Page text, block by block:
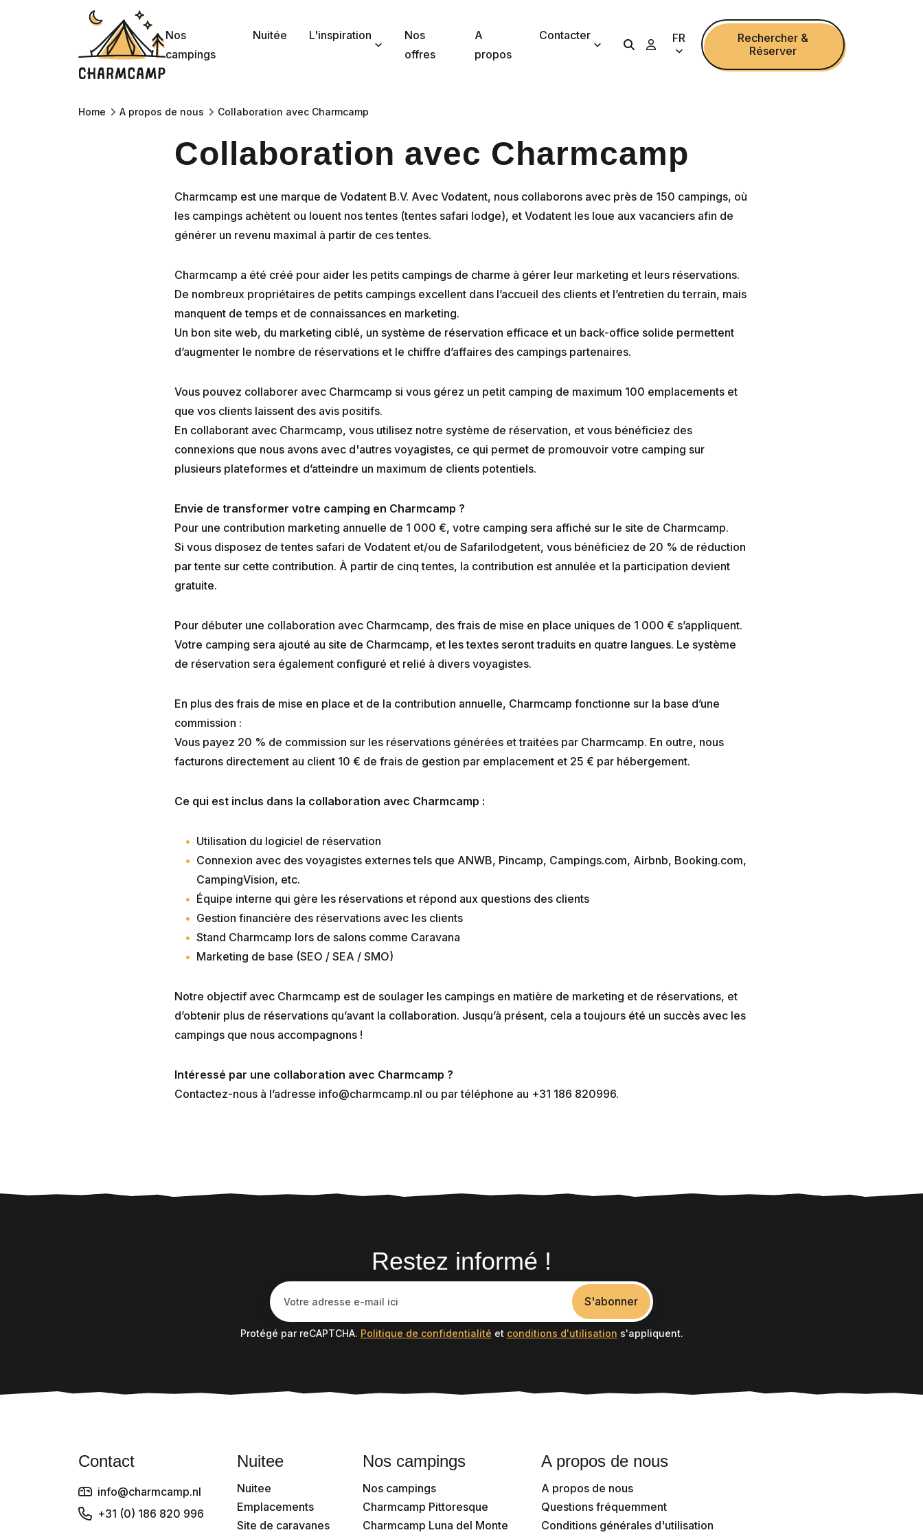
Nos
campings
Nuitée L'inspiration
Nos
offres
A
propos
Contacter FR
Rechercher &
Réserver
Home A propos de nous Collaboration avec Charmcamp
Collaboration avec Charmcamp
Charmcamp est une marque de Vodatent B.V. Avec Vodatent, nous collaborons avec près de 150 campings, où
les campings achètent ou louent nos tentes (tentes safari lodge), et Vodatent les loue aux vacanciers afin de
générer un revenu maximal à partir de ces tentes.
Charmcamp a été créé pour aider les petits campings de charme à gérer leur marketing et leurs réservations.
De nombreux propriétaires de petits campings excellent dans l’accueil des clients et l’entretien du terrain, mais
manquent de temps et de connaissances en marketing.
Un bon site web, du marketing ciblé, un système de réservation efficace et un back-office solide permettent
d’augmenter le nombre de réservations et le chiffre d’affaires des campings partenaires.
Vous pouvez collaborer avec Charmcamp si vous gérez un petit camping de maximum 100 emplacements et
que vos clients laissent des avis positifs.
En collaborant avec Charmcamp, vous utilisez notre système de réservation, et vous bénéficiez des
connexions que nous avons avec d'autres voyagistes, ce qui permet de promouvoir votre camping sur
plusieurs plateformes et d’atteindre un maximum de clients potentiels.
Envie de transformer votre camping en Charmcamp ?
Pour une contribution marketing annuelle de 1 000 €, votre camping sera affiché sur le site de Charmcamp.
Si vous disposez de tentes safari de Vodatent et/ou de Safarilodgetent, vous bénéficiez de 20 % de réduction
par tente sur cette contribution. À partir de cinq tentes, la contribution est annulée et la participation devient
gratuite.
Pour débuter une collaboration avec Charmcamp, des frais de mise en place uniques de 1 000 € s’appliquent.
Votre camping sera ajouté au site de Charmcamp, et les textes seront traduits en quatre langues. Le système
de réservation sera également configuré et relié à divers voyagistes.
En plus des frais de mise en place et de la contribution annuelle, Charmcamp fonctionne sur la base d’une
commission :
Vous payez 20 % de commission sur les réservations générées et traitées par Charmcamp. En outre, nous
facturons directement au client 10 € de frais de gestion par emplacement et 25 € par hébergement.
Ce qui est inclus dans la collaboration avec Charmcamp :
Utilisation du logiciel de réservation
Connexion avec des voyagistes externes tels que ANWB, Pincamp, Campings.com, Airbnb, Booking.com,
CampingVision, etc.
Équipe interne qui gère les réservations et répond aux questions des clients
Gestion financière des réservations avec les clients
Stand Charmcamp lors de salons comme Caravana
Marketing de base (SEO / SEA / SMO)
Notre objectif avec Charmcamp est de soulager les campings en matière de marketing et de réservations, et
d’obtenir plus de réservations qu’avant la collaboration. Jusqu’à présent, cela a toujours été un succès avec les
campings que nous accompagnons !
Intéressé par une collaboration avec Charmcamp ?
Contactez-nous à l’adresse info@charmcamp.nl ou par téléphone au +31 186 820996.
Restez informé !
S'abonner
Protégé par reCAPTCHA. Politique de confidentialité et conditions d'utilisation s'appliquent.
Contact
info@charmcamp.nl
+31 (0) 186 820 996
Nuitee
Nuitee
Emplacements
Site de caravanes
Nos campings
Nos campings
Charmcamp Pittoresque
Charmcamp Luna del Monte
A propos de nous
A propos de nous
Questions fréquemment
Conditions générales d'utilisation